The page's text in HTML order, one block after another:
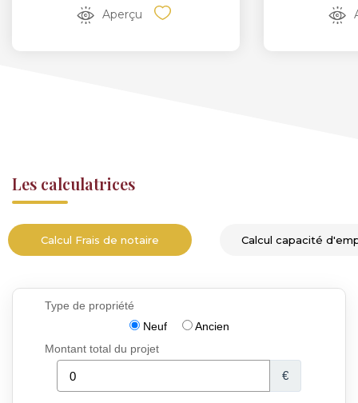
Aperçu
Les calculatrices
Calcul Frais de notaire Calcul capacité